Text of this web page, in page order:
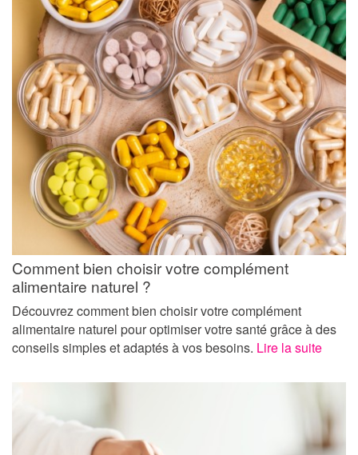
Comment bien choisir votre complément
alimentaire naturel ?
Découvrez comment bien choisir votre complément
alimentaire naturel pour optimiser votre santé grâce à des
conseils simples et adaptés à vos besoins. Lire la suite